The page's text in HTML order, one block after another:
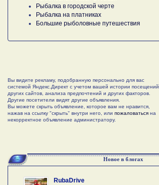
Рыбалка в городской черте
Рыбалка на платниках
Большие рыболовные путешествия
Вы видите рекламу, подобранную персонально для вас
системой Яндекс.Директ с учетом вашей истории посещений
других сайтов, анализа предпочтений и других факторов.
Другие посетители видят другие объявления.
Вы можете скрыть объявление, которое вам не нравится,
нажав на ссылку "скрыть" внутри него, или пожаловаться на
некорректное объявление администратору.
Новое в блогах
RubaDrive